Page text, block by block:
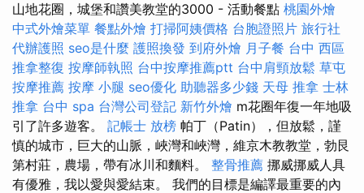
山地花圈，城堡和讚美教堂的3000 - 活動餐點 桃園外燴
中式外燴菜單 餐點外燴 打掃阿姨價格 台胞證照片 旅行社
代辦護照 seo是什麼 護照換發 到府外燴 月子餐 台中 西區
推拿整復 按摩師執照 台中按摩推薦ptt 台中肩頸放鬆 草屯
按摩推薦 按摩 小腿 seo優化 助聽器多少錢 天母 推拿 士林
推拿 台中 spa 台灣公司登記 新竹外燴 m花圈年復一年地吸
引了許多遊客。 記帳士 放榜 帕丁（Patin），但放鬆，謹
慎的城市，巨大的山脈，峽灣和峽灣，維京木教教堂，勃艮
第村莊，農場，帶有冰川和麵料。 整骨推薦 挪威挪威人具
有優雅，我以愛與愛結束。 我們的目標是編譯最重要的內